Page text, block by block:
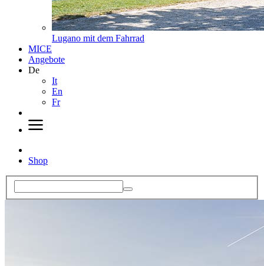
Lugano mit dem Fahrrad
MICE
Angebote
De
It
En
Fr
Shop